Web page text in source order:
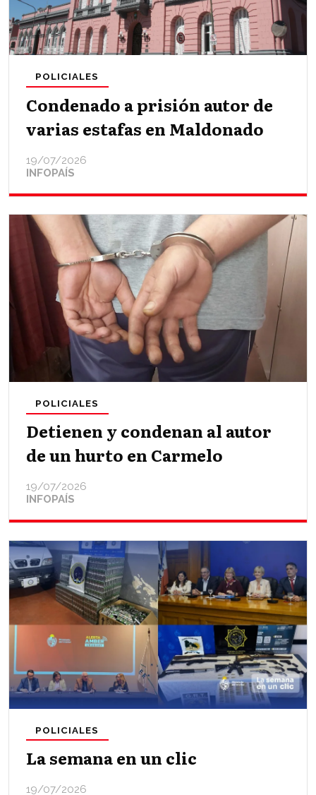
Condenado a prisión autor de
varias estafas en Maldonado
INFOPAÍS
POLICIALES
19/07/2026
Detienen y condenan al autor
de un hurto en Carmelo
INFOPAÍS
POLICIALES
19/07/2026
La semana en un clic
POLICIALES
19/07/2026